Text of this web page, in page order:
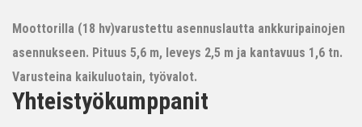
Moottorilla (18 hv)varustettu asennuslautta ankkuripainojen
asennukseen. Pituus 5,6 m, leveys 2,5 m ja kantavuus 1,6 tn.
Varusteina kaikuluotain, työvalot.
Yhteistyökumppanit